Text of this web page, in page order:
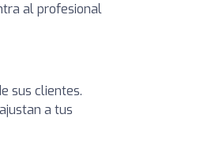
al profesional
sus clientes.
a tus